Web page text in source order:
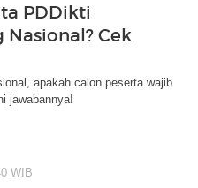
PDDikti
Cek
apakah calon peserta wajib
jawabannya!
WIB